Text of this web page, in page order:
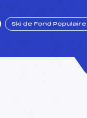
Ski de Fond Populaire